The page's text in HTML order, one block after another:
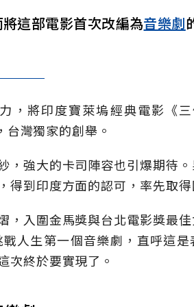
這部電影首次改編為音樂劇
，將印度寶萊塢經典電影《
灣獨家的創舉。
，強大的卡司陣容也引爆期待
到印度方面的認可，率先取得
，入圍金馬獎與台北電影獎最
人生第一個音樂劇，直呼這
次終於要實現了。